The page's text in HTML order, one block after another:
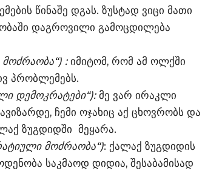
წინაშე დგას. ზუსტად ვიცი მათი
დაგროვილი გამოცდილება
:იმიტომ, რომ ამ ოლქში
პრობლემებს.
დემოკრატები“):მე ვარ ირაკლი
ჩემი ოჯახიც აქ ცხოვრობს და
ზუგდიდში მეყარა.
მოძრაობა“): ქალაქ ზუგდიდის
საკმაოდ დიდია, შესაბამისად